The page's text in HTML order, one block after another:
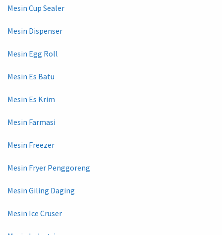
Mesin Cup Sealer
Mesin Dispenser
Mesin Egg Roll
Mesin Es Batu
Mesin Es Krim
Mesin Farmasi
Mesin Freezer
Mesin Fryer Penggoreng
Mesin Giling Daging
Mesin Ice Cruser